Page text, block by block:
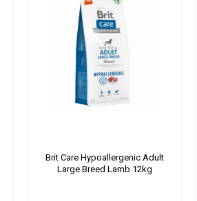
Brit Care Hypoallergenic Adult
Large Breed Lamb 12kg